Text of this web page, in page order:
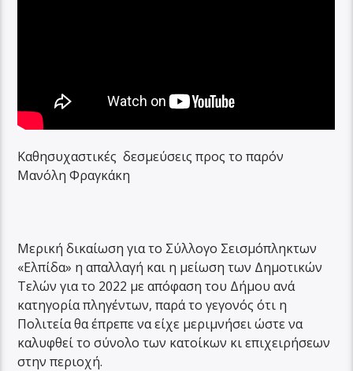
Καθησυχαστικές δεσμεύσεις προς το παρόν
Μανόλη Φραγκάκη
Μερική δικαίωση για το Σύλλογο Σεισμόπληκτων
«Ελπίδα» η απαλλαγή και η μείωση των Δημοτικών
Τελών για το 2022 με απόφαση του Δήμου ανά
κατηγορία πληγέντων, παρά το γεγονός ότι η
Πολιτεία θα έπρεπε να είχε μεριμνήσει ώστε να
καλυφθεί το σύνολο των κατοίκων κι επιχειρήσεων
στην περιοχή.